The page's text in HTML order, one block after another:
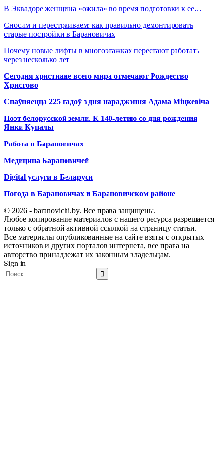
В Эквадоре женщина «ожила» во время подготовки к ее…
Сносим и перестраиваем: как правильно демонтировать
старые постройки в Барановичах
Почему новые лифты в многоэтажках перестают работать
через несколько лет
Сегодня христиане всего мира отмечают Рождество
Христово
Спаўняецца 225 гадоў з дня нараджэння Адама Міцкевіча
Поэт белорусской земли. К 140-летию со дня рождения
Янки Купалы
Работа в Барановичах
Медицина Барановичей
Digital услуги в Беларуси
Погода в Барановичах и Барановичском районе
© 2026 - baranovichi.by. Все права защищены.
Любое копирование материалов с нашего ресурса разрешается
только с обратной активной ссылкой на страницу статьи.
Все материалы опубликованные на сайте взяты с открытых
источников и других порталов интернета, все права на
авторство принадлежат их законным владельцам.
Sign in